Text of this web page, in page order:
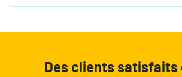
Des clients satisfaits